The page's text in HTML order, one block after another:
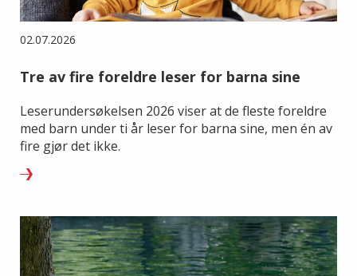
02.07.2026
Tre av fire foreldre leser for barna sine
Leserundersøkelsen 2026 viser at de fleste foreldre
med barn under ti år leser for barna sine, men én av
fire gjør det ikke.